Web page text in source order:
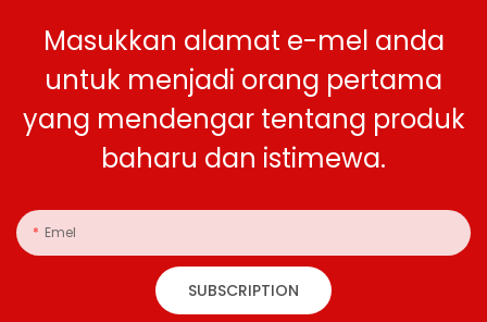
Masukkan alamat e-mel anda
untuk menjadi orang pertama
yang mendengar tentang produk
baharu dan istimewa.
Emel
SUBSCRIPTION